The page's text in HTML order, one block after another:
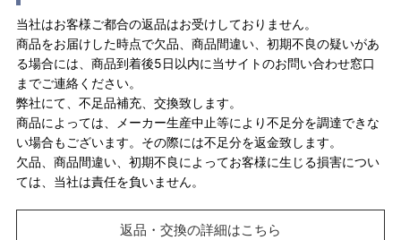
当社はお客様ご都合の返品はお受けしておりません。
商品をお届けした時点で欠品、商品間違い、初期不良の疑いがあ
る場合には、商品到着後5日以内に当サイトのお問い合わせ窓口
までご連絡ください。
弊社にて、不足品補充、交換致します。
商品によっては、メーカー生産中止等により不足分を調達できな
い場合もございます。その際には不足分を返金致します。
欠品、商品間違い、初期不良によってお客様に生じる損害につい
ては、当社は責任を負いません。
返品・交換の詳細はこちら